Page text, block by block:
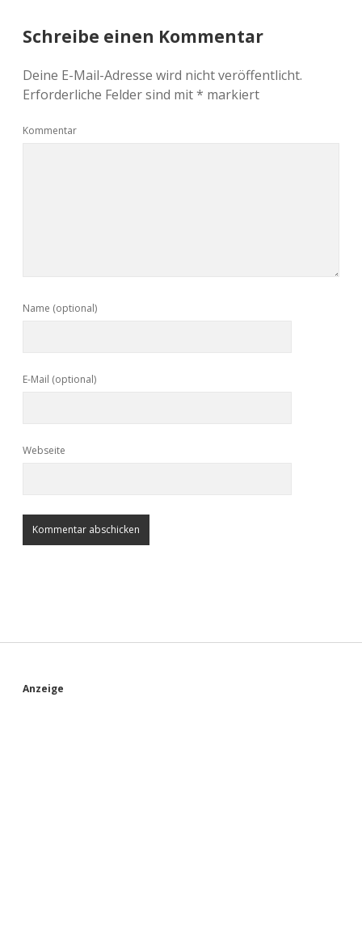
Schreibe einen Kommentar
Deine E-Mail-Adresse wird nicht veröffentlicht.
Erforderliche Felder sind mit* markiert
Kommentar
Name (optional)
E-Mail (optional)
Webseite
S
Anzeige